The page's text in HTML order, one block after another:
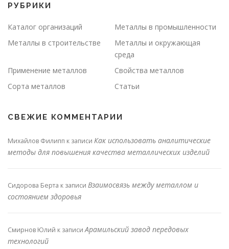
РУБРИКИ
Каталог организаций
Металлы в промышленности
Металлы в строительстве
Металлы и окружающая
среда
Применение металлов
Свойства металлов
Сорта металлов
Статьи
СВЕЖИЕ КОММЕНТАРИИ
Михайлов Филипп к записи Как использовать аналитические
методы для повышения качества металлических изделий
Сидорова Берта к записи Взаимосвязь между металлом и
состоянием здоровья
Смирнов Юлий к записиАрамильский завод передовых
технологий